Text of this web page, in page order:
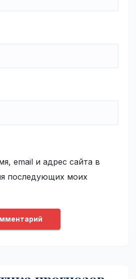
email и адрес сайта в
последующих моих